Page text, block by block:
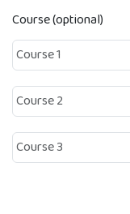
Course (optional)